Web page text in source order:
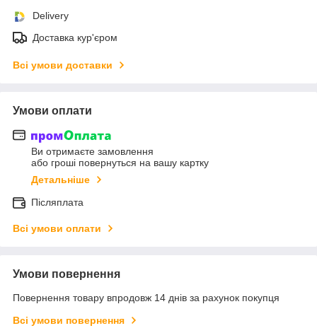
Delivery
Доставка кур'єром
Всі умови доставки
Умови оплати
Ви отримаєте замовлення
або гроші повернуться на вашу картку
Детальніше
Післяплата
Всі умови оплати
Умови повернення
Повернення товару впродовж 14 днів за рахунок покупця
Всі умови повернення